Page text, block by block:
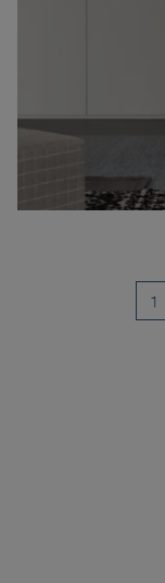
1